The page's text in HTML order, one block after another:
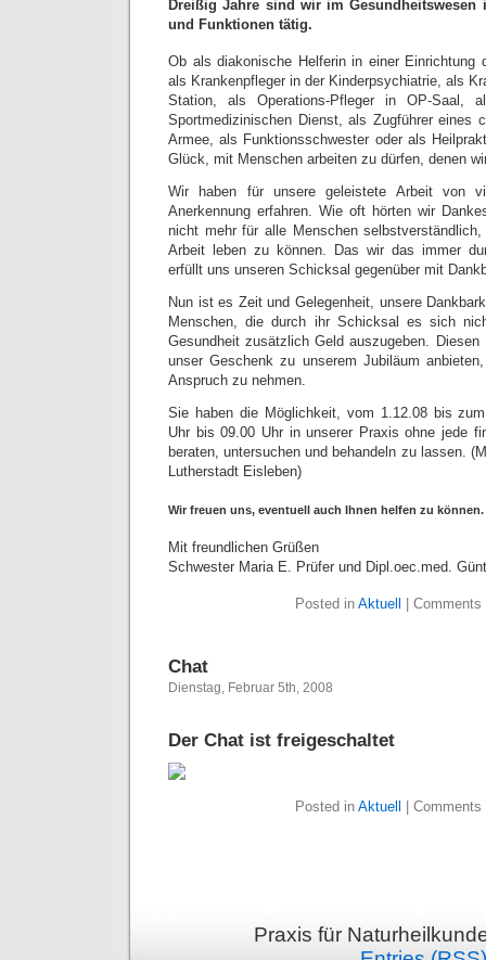
Dreißig Jahre sind wir im Gesundheitswesen
und Funktionen tätig.
Ob als diakonische Helferin in einer Einrichtung
als Krankenpfleger in der Kinderpsychiatrie, als
Station, als Operations-Pfleger in OP-Saal,
Sportmedizinischen Dienst, als Zugführer eines
Armee, als Funktionsschwester oder als
Glück, mit Menschen arbeiten zu dürfen, denen
Wir haben für unsere geleistete Arbeit von
Anerkennung erfahren. Wie oft hörten wir
nicht mehr für alle Menschen
Arbeit leben zu können. Das wir das immer
erfüllt uns unseren Schicksal gegenüber mit
Nun ist es Zeit und Gelegenheit, unsere
Menschen, die durch ihr Schicksal es sich
Gesundheit zusätzlich Geld auszugeben.
unser Geschenk zu unserem Jubiläum
Anspruch zu nehmen.
Sie haben die Möglichkeit, vom 1.12.08 bis
Uhr bis 09.00 Uhr in unserer Praxis ohne jede
beraten, untersuchen und behandeln zu lassen.
Lutherstadt Eisleben)
Wir freuen uns, eventuell auch Ihnen helfen zu können.
Mit freundlichen Grüßen
Schwester Maria E. Prüfer und Dipl.oec.med.
Posted in Aktuell | Comments
Chat
Dienstag, Februar 5th, 2008
Der Chat ist freigeschaltet
Posted in Aktuell | Comments
Praxis für